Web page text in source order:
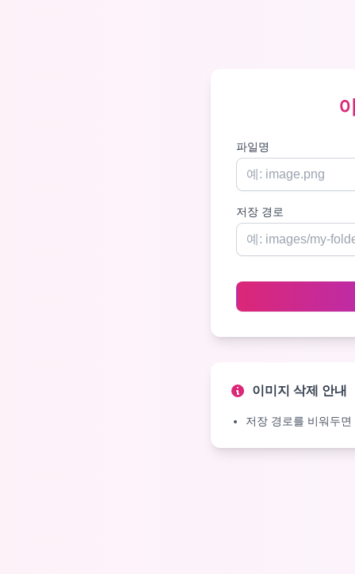
파일명
저장 경로
이미지 삭제 안내
저장 경로를 비워두